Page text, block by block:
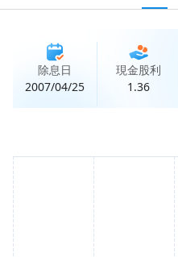
除息日
2007/04/25
現金股利
1.36